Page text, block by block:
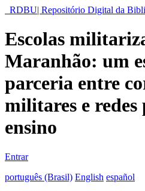
RDBU| Repositório Digital da
Escolas
Maranhão: um
parceria entre
militares e redes
ensino
Entrar
português (Brasil) English español